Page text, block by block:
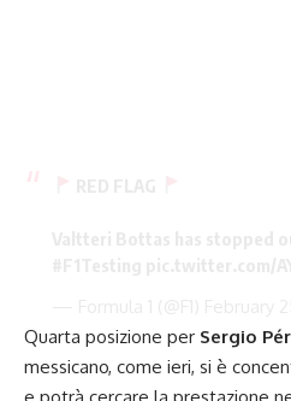
Quarta posizione per Sergio
messicano, come ieri, si è